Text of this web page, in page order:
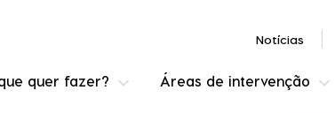
Notícias
quer fazer? Áreas de intervenção